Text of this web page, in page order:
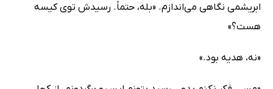
ابریشمی نگاهی می‌اندازم. «بله، حتماً. رسیدش توی کیسه
هست؟»
«نه، هدیه بود.»